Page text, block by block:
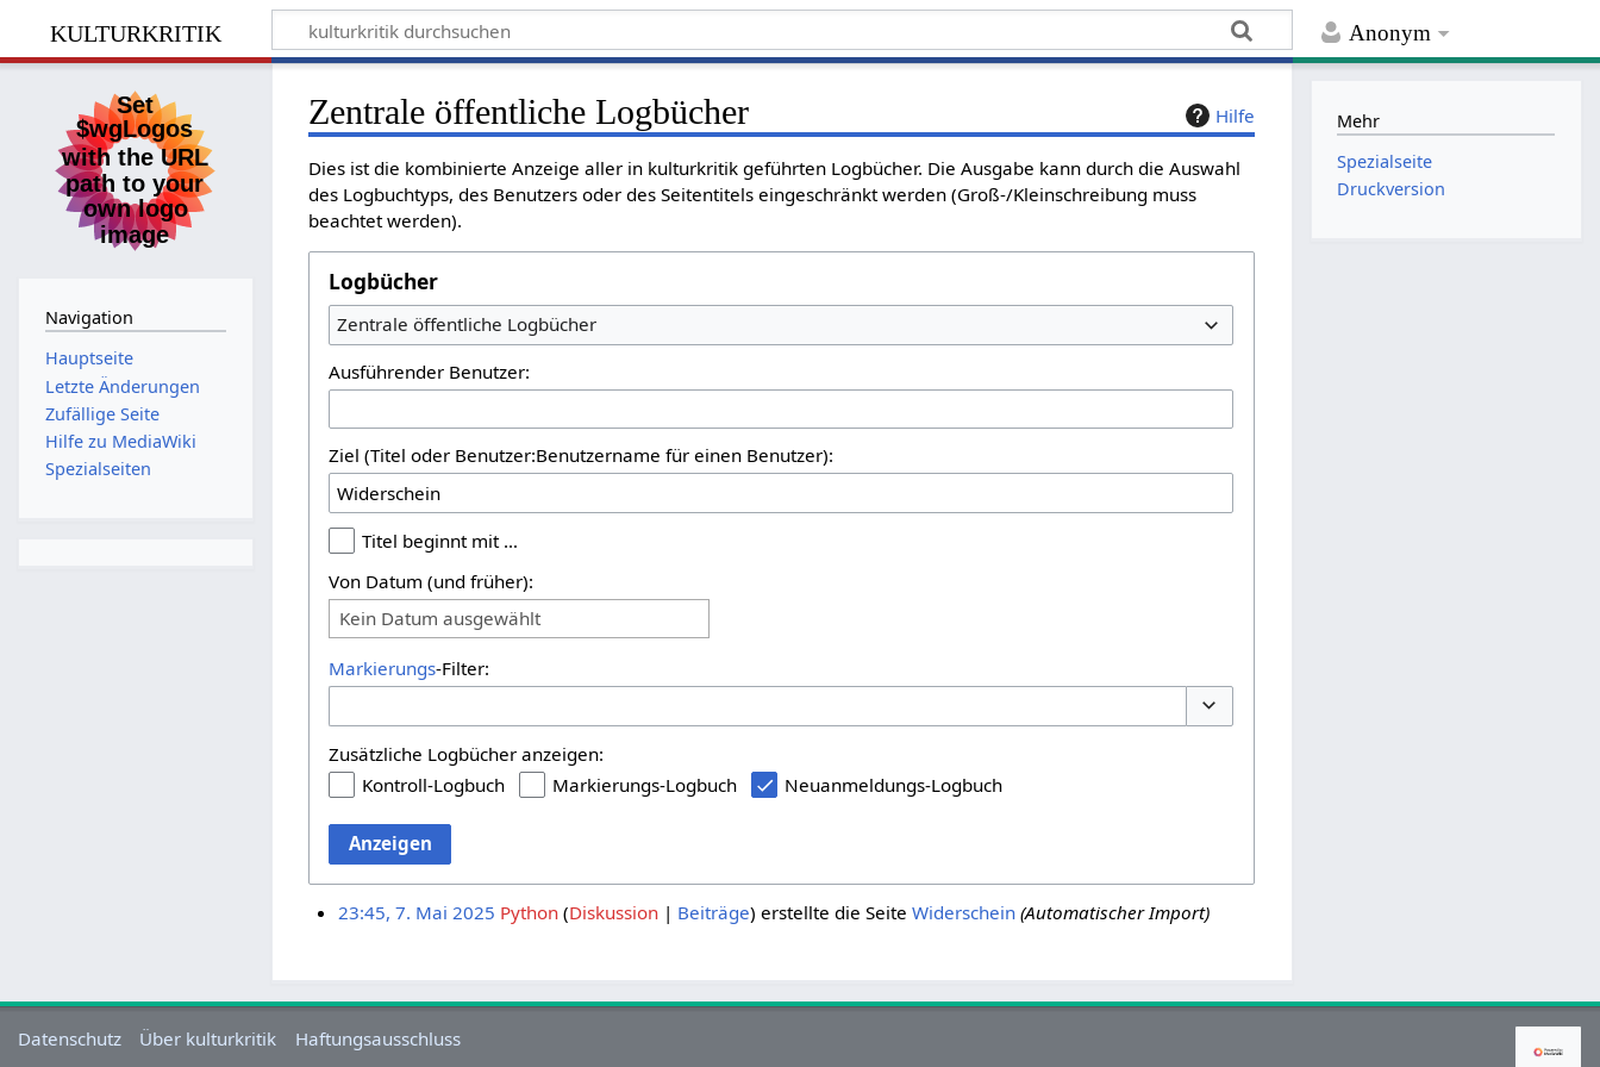
Anonym
kulturkritik
Hilfe
Zentrale öffentliche Logbücher
Dies ist die kombinierte Anzeige aller in kulturkritik geführten Logbücher. Die Ausgabe kann durch die Auswahl
des Logbuchtyps, des Benutzers oder des Seitentitels eingeschränkt werden (Groß-/Kleinschreibung muss
beachtet werden).
Logbücher
Zentrale öffentliche Logbücher
Ausführender Benutzer:
Ziel (Titel oder Benutzer:Benutzername für einen Benutzer):
Titel beginnt mit …
Von Datum (und früher):
Kein Datum ausgewählt
Markierungs-Filter:
Zusätzliche Logbücher anzeigen:
Kontroll-Logbuch
Markierungs-Logbuch Neuanmeldungs-Logbuch
Anzeigen
23:45, 7. Mai 2025 Python Diskussion Beiträge erstellte die Seite Widerschein (Automatischer Import)
Navigation
Hauptseite
Letzte Änderungen
Zufällige Seite
Hilfe zu MediaWiki
Spezialseiten
Mehr
Spezialseite
Druckversion
Datenschutz Über kulturkritik Haftungsausschluss